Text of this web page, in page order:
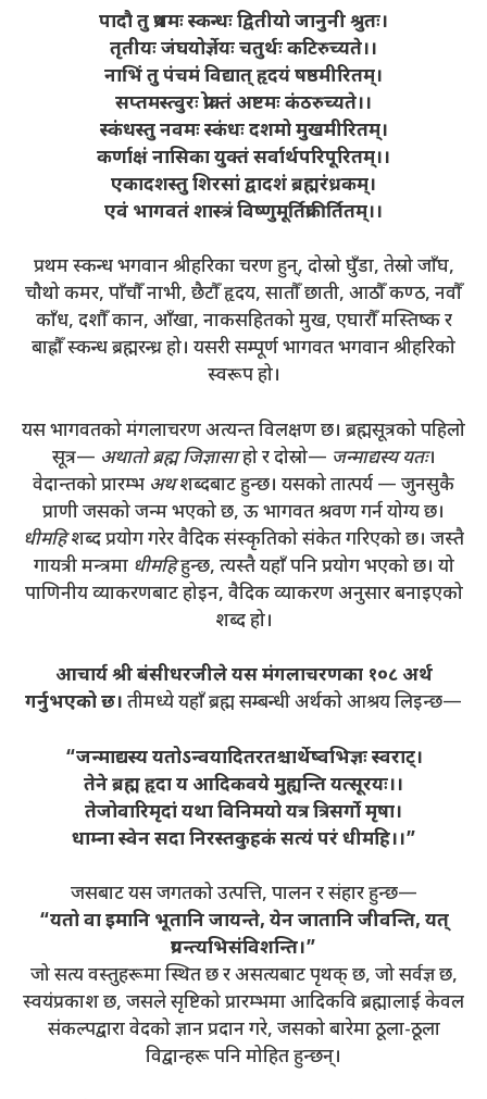
पादौ तु प्रथमः स्कन्धः द्वितीयो जानुनी श्रुतः।
तृतीयः जंघयोर्ज्ञेयः चतुर्थः कटिरुच्यते।।
नाभिं तु पंचमं विद्यात् हृदयं षष्ठमीरितम्।
सप्तमस्त्वुरः प्रोक्तं अष्टमः कंठरुच्यते।।
स्कंधस्तु नवमः स्कंधः दशमो मुखमीरितम्।
कर्णाक्षं नासिका युक्तं सर्वार्थपरिपूरितम्।।
एकादशस्तु शिरसां द्वादशं ब्रह्मरंध्रकम्।
एवं भागवतं शास्त्रं विष्णुमूर्तिप्रकीर्तितम्।।
प्रथम स्कन्ध भगवान श्रीहरिका चरण हुन्, दोस्रो घुँडा, तेस्रो जाँघ,
चौथो कमर, पाँचौँ नाभी, छैटौँ हृदय, सातौँ छाती, आठौँ कण्ठ, नवौँ
काँध, दशौँ कान, आँखा, नाकसहितको मुख, एघारौँ मस्तिष्क र
बाह्रौँ स्कन्ध ब्रह्मरन्ध्र हो। यसरी सम्पूर्ण भागवत भगवान श्रीहरिको
स्वरूप हो।
यस भागवतको मंगलाचरण अत्यन्त विलक्षण छ। ब्रह्मसूत्रको पहिलो
सूत्र— अथातो ब्रह्म जिज्ञासाहो र दोस्रो— जन्माद्यस्य यतः।
वेदान्तको प्रारम्भ अथशब्दबाट हुन्छ। यसको तात्पर्य — जुनसुकै
प्राणी जसको जन्म भएको छ, ऊ भागवत श्रवण गर्न योग्य छ।
धीमहिशब्द प्रयोग गरेर वैदिक संस्कृतिको संकेत गरिएको छ। जस्तै
गायत्री मन्त्रमा धीमहिहुन्छ, त्यस्तै यहाँ पनि प्रयोग भएको छ। यो
पाणिनीय व्याकरणबाट होइन, वैदिक व्याकरण अनुसार बनाइएको
शब्द हो।
आचार्य श्री बंसीधरजीले यस मंगलाचरणका १०८ अर्थ
गर्नुभएको छ। तीमध्ये यहाँ ब्रह्म सम्बन्धी अर्थको आश्रय लिइन्छ—
“जन्माद्यस्य यतोऽन्वयादितरतश्चार्थेष्वभिज्ञः स्वराट्।
तेने ब्रह्म हृदा य आदिकवये मुह्यन्ति यत्सूरयः।।
तेजोवारिमृदां यथा विनिमयो यत्र त्रिसर्गो मृषा।
धाम्ना स्वेन सदा निरस्तकुहकं सत्यं परं धीमहि।।”
जसबाट यस जगतको उत्पत्ति, पालन र संहार हुन्छ—
“यतो वा इमानि भूतानि जायन्ते, येन जातानि जीवन्ति, यत्
प्रयन्त्यभिसंविशन्ति।”
जो सत्य वस्तुहरूमा स्थित छ र असत्यबाट पृथक् छ, जो सर्वज्ञ छ,
स्वयंप्रकाश छ, जसले सृष्टिको प्रारम्भमा आदिकवि ब्रह्मालाई केवल
संकल्पद्वारा वेदको ज्ञान प्रदान गरे, जसको बारेमा ठूला-ठूला
विद्वान्हरू पनि मोहित हुन्छन्।